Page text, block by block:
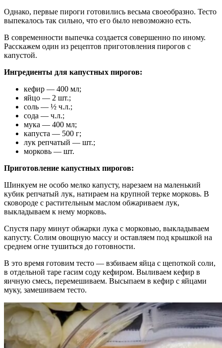
Однако, первые пироги готовились весьма своеобразно. Тесто
выпекалось так сильно, что его было невозможно есть.
В современности выпечка создается совершенно по иному.
Расскажем один из рецептов приготовления пирогов с
капустой.
Ингредиенты для капустных пирогов:
кефир — 400 мл;
яйцо — 2 шт.;
соль — ½ ч.л.;
сода — ч.л.;
мука — 400 мл;
капуста — 500 г;
лук репчатый — шт.;
морковь — шт.
Приготовление капустных пирогов:
Шинкуем не особо мелко капусту, нарезаем на маленький
кубик репчатый лук, натираем на крупной терке морковь. В
сковороде с растительным маслом обжариваем лук,
выкладываем к нему морковь.
Спустя пару минут обжарки лука с морковью, выкладываем
капусту. Солим овощную массу и оставляем под крышкой на
среднем огне тушиться до готовности.
В это время готовим тесто — взбиваем яйца с щепоткой соли,
в отдельной таре гасим соду кефиром. Выливаем кефир в
яичную смесь, перемешиваем. Высыпаем в кефир с яйцами
муку, замешиваем тесто.